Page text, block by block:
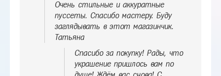
Очень стильные и аккуратные
пуссеты. Спасибо мастеру. Буду
заглядывать в этот магазинчик.
Татьяна
Спасибо за покупку! Рады, что
украшение пришлось вам по